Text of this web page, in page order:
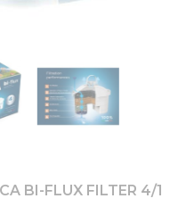
BI-FLUX FILTER 4/1